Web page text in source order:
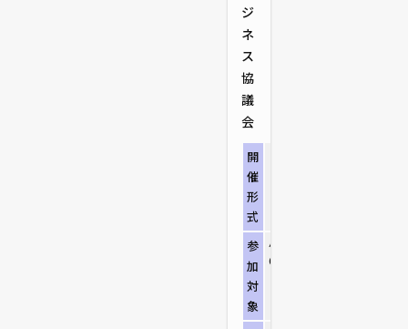
ジ
ネ
ス
協
議
会
開
催
形
式
参
加
対
象
小学1年生～小学
6年生